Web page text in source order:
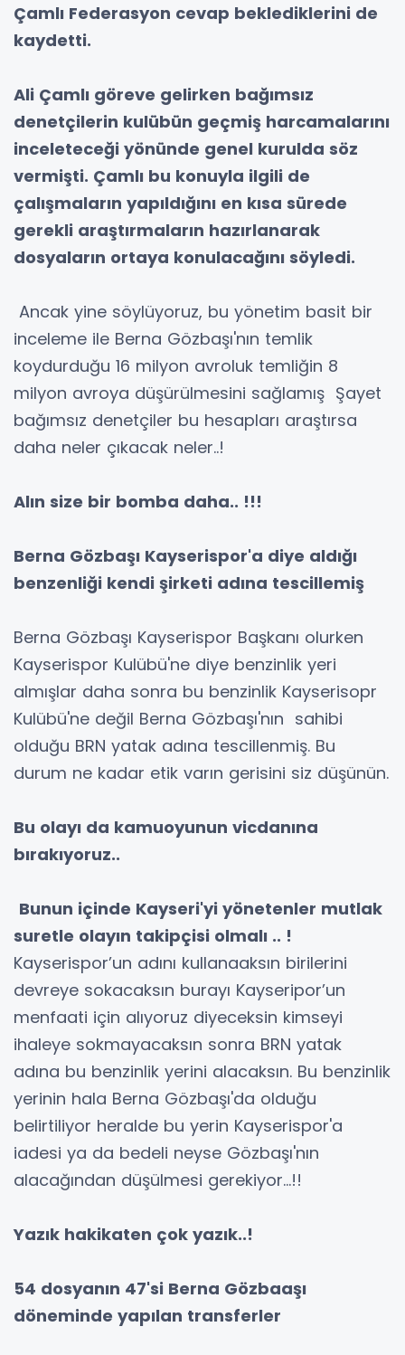
Çamlı Federasyon cevap beklediklerini de
kaydetti.
Ali Çamlı göreve gelirken bağımsız
denetçilerin kulübün geçmiş harcamalarını
inceleteceği yönünde genel kurulda söz
vermişti. Çamlı bu konuyla ilgili de
çalışmaların yapıldığını en kısa sürede
gerekli araştırmaların hazırlanarak
dosyaların ortaya konulacağını söyledi.
Ancak yine söylüyoruz, bu yönetim basit bir
inceleme ile Berna Gözbaşı'nın temlik
koydurduğu 16 milyon avroluk temliğin 8
milyon avroya düşürülmesini sağlamış Şayet
bağımsız denetçiler bu hesapları araştırsa
daha neler çıkacak neler..!
Alın size bir bomba daha.. !!!
Berna Gözbaşı Kayserispor'a diye aldığı
benzenliği kendi şirketi adına tescillemiş
Berna Gözbaşı Kayserispor Başkanı olurken
Kayserispor Kulübü'ne diye benzinlik yeri
almışlar daha sonra bu benzinlik Kayserisopr
Kulübü'ne değil Berna Gözbaşı'nın sahibi
olduğu BRN yatak adına tescillenmiş. Bu
durum ne kadar etik varın gerisini siz düşünün.
Bu olayı da kamuoyunun vicdanına
bırakıyoruz..
Bunun içinde Kayseri'yi yönetenler mutlak
suretle olayın takipçisi olmalı .. !
Kayserispor’un adını kullanaaksın birilerini
devreye sokacaksın burayı Kayseripor’un
menfaati için alıyoruz diyeceksin kimseyi
ihaleye sokmayacaksın sonra BRN yatak
adına bu benzinlik yerini alacaksın. Bu benzinlik
yerinin hala Berna Gözbaşı'da olduğu
belirtiliyor heralde bu yerin Kayserispor'a
iadesi ya da bedeli neyse Gözbaşı'nın
alacağından düşülmesi gerekiyor...!!
Yazık hakikaten çok yazık..!
54 dosyanın 47'si Berna Gözbaaşı
döneminde yapılan transferler